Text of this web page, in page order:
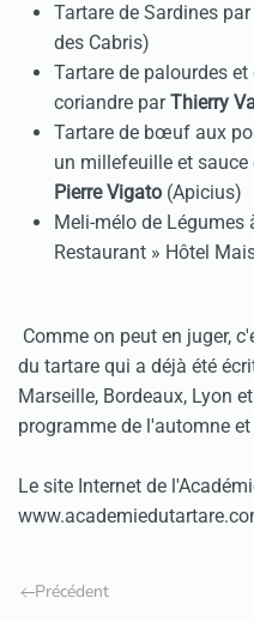
Tartare de Sardines par
des Cabris)
Tartare de palourdes
coriandre parThierry
Tartare de bœuf aux
un millefeuille et
Pierre Vigato (Apicius)
Meli-mélo de
Restaurant » Hôtel
Comme on peut en juger,
du tartare qui a déjà été
Marseille, Bordeaux, Lyon
programme de l'automne
Le site Internet de
Précédent